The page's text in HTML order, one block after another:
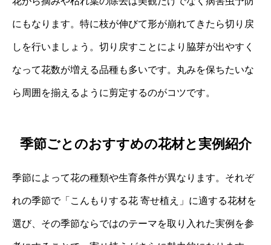
にもなります。特に枝が伸びて形が崩れてきたら切り戻
しを行いましょう。切り戻すことにより脇芽が出やすく
なって花数が増える品種も多いです。丸みを保ちたいな
ら周囲を揃えるように剪定するのがコツです。
季節ごとのおすすめの花材と実例紹介
季節によって花の種類や生育条件が異なります。それぞ
れの季節で「こんもりする花 寄せ植え」に適する花材を
選び、その季節ならではのテーマを取り入れた実例を参